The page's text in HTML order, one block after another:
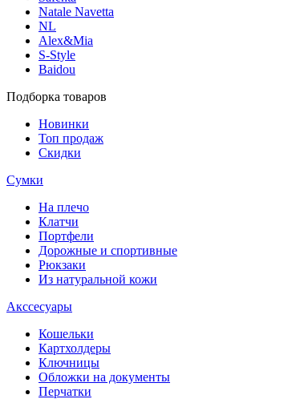
Natale Navetta
NL
Alex&Mia
S-Style
Baidou
Подборка товаров
Новинки
Топ продаж
Скидки
Сумки
На плечо
Клатчи
Портфели
Дорожные и спортивные
Рюкзаки
Из натуральной кожи
Акссесуары
Кошельки
Картхолдеры
Ключницы
Обложки на документы
Перчатки